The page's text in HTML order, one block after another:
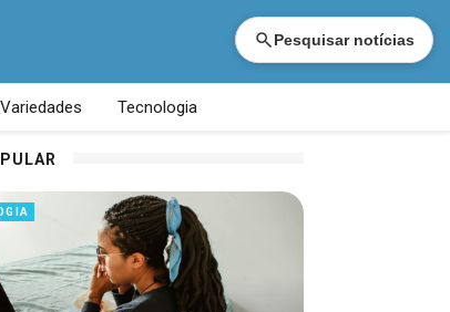
Pesquisar notícias
Variedades Tecnologia